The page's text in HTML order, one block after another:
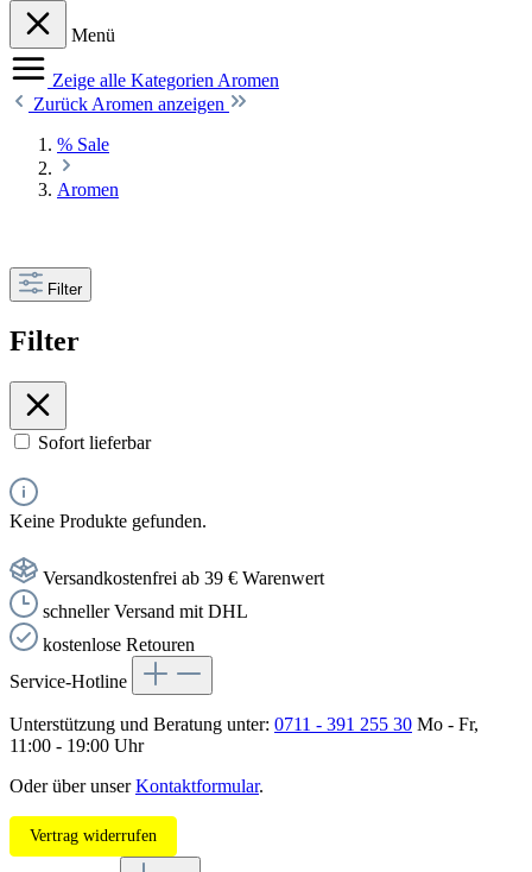
Menü
Zeige alle Kategorien Aromen
Zurück Aromen anzeigen
% Sale
Aromen
Filter
Filter
Sofort lieferbar
Keine Produkte gefunden.
Versandkostenfrei ab 39 € Warenwert
schneller Versand mit DHL
kostenlose Retouren
Service-Hotline
Unterstützung und Beratung unter: 0711 - 391 255 30 Mo - Fr,
11:00 - 19:00 Uhr
Oder über unserKontaktformular.
Vertrag widerrufen